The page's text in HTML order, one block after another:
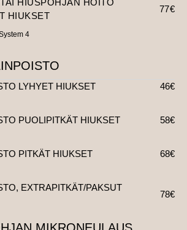
HIUKSET
77€
4
LYHYET HIUKSET 46€
PUOLIPITKÄT HIUKSET 58€
PITKÄT HIUKSET 68€
EXTRAPITKÄT/PAKSUT
78€